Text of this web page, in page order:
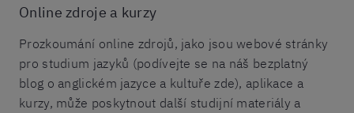
Online zdroje a kurzy
Prozkoumání online zdrojů, jako jsou webové stránky
pro studium jazyků (podívejte se na náš bezplatný
blog o anglickém jazyce a kultuře zde), aplikace a
kurzy, může poskytnout další studijní materiály a